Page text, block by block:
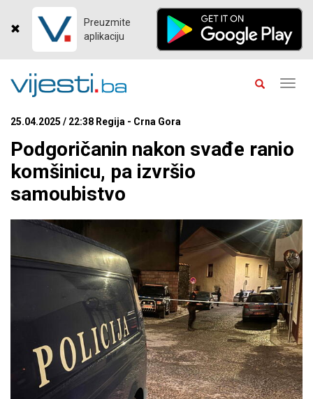
Preuzmite
aplikaciju
25.04.2025 / 22:38 Regija - Crna Gora
Podgoričanin nakon svađe ranio
komšinicu, pa izvršio
samoubistvo